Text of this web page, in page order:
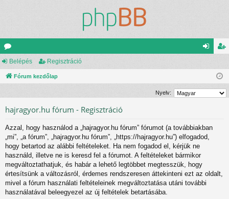
ór
u
ok
is
ztr
Belépés Regisztráció
Fórum kezdőlap
Nyelv:
hajragyor.hu fórum - Regisztráció
Azzal, hogy használod a „hajragyor.hu fórum” fórumot (a továbbiakban
„mi”, „a fórum”, „hajragyor.hu fórum”, „https://hajragyor.hu”) elfogadod,
hogy betartod az alábbi feltételeket. Ha nem fogadod el, kérjük ne
használd, illetve ne is keresd fel a fórumot. A feltételeket bármikor
megváltoztathatjuk, és habár a lehető legtöbbet megtesszük, hogy
értesítsünk a változásról, érdemes rendszeresen áttekinteni ezt az oldalt,
mivel a fórum használati feltételeinek megváltoztatása utáni további
használatával beleegyezel az új feltételek betartásába.